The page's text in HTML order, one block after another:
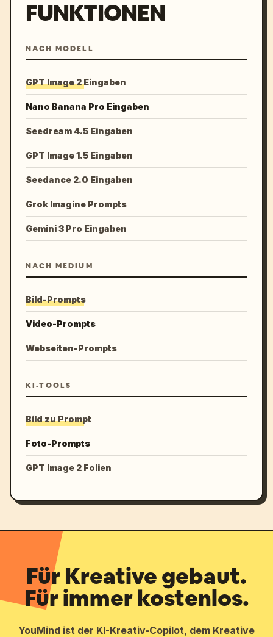
FUNKTIONEN
NACH MODELL
GPT Image 2 Eingaben
Nano Banana Pro Eingaben
Seedream 4.5 Eingaben
GPT Image 1.5 Eingaben
Seedance 2.0 Eingaben
Grok Imagine Prompts
Gemini 3 Pro Eingaben
NACH MEDIUM
Bild-Prompts
Video-Prompts
Webseiten-Prompts
KI-TOOLS
Bild zu Prompt
Foto-Prompts
GPT Image 2 Folien
Für Kreative gebaut.
Für immer kostenlos.
YouMind ist der KI-Kreativ-Copilot, dem Kreative